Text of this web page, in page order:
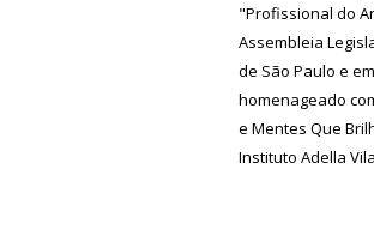
"Profissional do
Assembleia
de São Paulo e
homenageado
e Mentes Que
Instituto Adella